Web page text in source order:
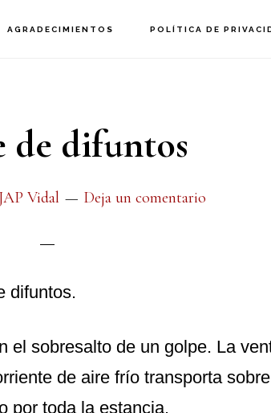
AGRADECIMIENTOS POLÍTICA DE
de difuntos
JAP Vidal Deja un comentario
difuntos.
el sobresalto de un golpe. La
de aire frío transporta
por toda la estancia.